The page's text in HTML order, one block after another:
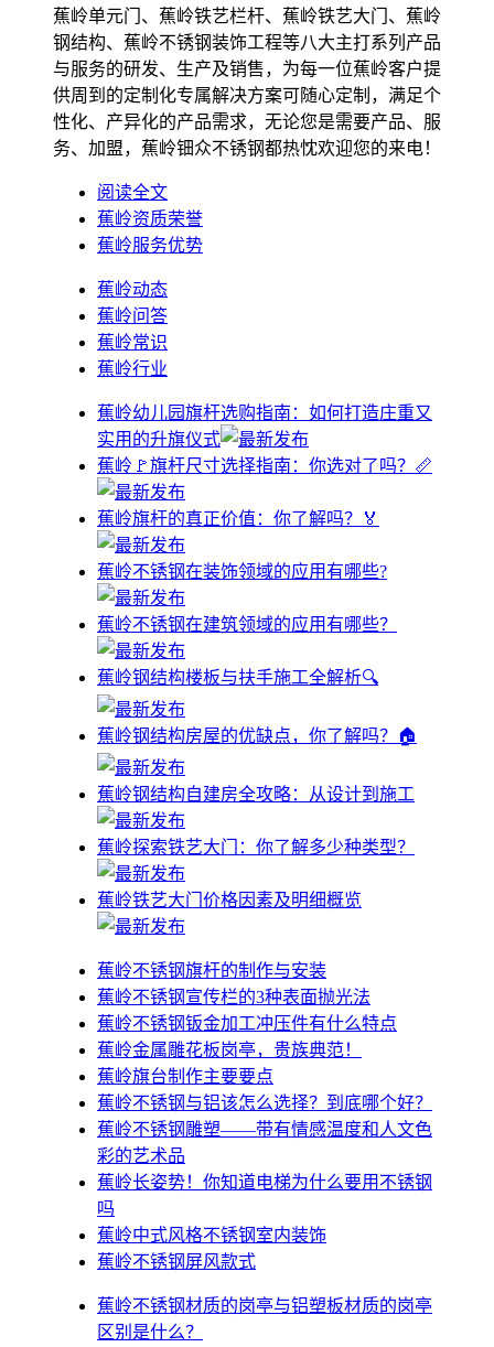
蕉岭单元门、蕉岭铁艺栏杆、蕉岭铁艺大门、蕉岭
钢结构、蕉岭不锈钢装饰工程等八大主打系列产品
与服务的研发、生产及销售，为每一位蕉岭客户提
供周到的定制化专属解决方案可随心定制，满足个
性化、产异化的产品需求，无论您是需要产品、服
务、加盟，蕉岭钿众不锈钢都热忱欢迎您的来电！
阅读全文
蕉岭资质荣誉
蕉岭服务优势
蕉岭动态
蕉岭问答
蕉岭常识
蕉岭行业
蕉岭幼儿园旗杆选购指南：如何打造庄重又
实用的升旗仪式
蕉岭🚩旗杆尺寸选择指南：你选对了吗？📏
蕉岭旗杆的真正价值：你了解吗？🏅
蕉岭不锈钢在装饰领域的应用有哪些?
蕉岭不锈钢在建筑领域的应用有哪些？
蕉岭钢结构楼板与扶手施工全解析🔍
蕉岭钢结构房屋的优缺点，你了解吗？🏠
蕉岭钢结构自建房全攻略：从设计到施工
蕉岭探索铁艺大门：你了解多少种类型？
蕉岭铁艺大门价格因素及明细概览
蕉岭不锈钢旗杆的制作与安装
蕉岭不锈钢宣传栏的3种表面抛光法
蕉岭不锈钢钣金加工冲压件有什么特点
蕉岭金属雕花板岗亭，贵族典范！
蕉岭旗台制作主要要点
蕉岭不锈钢与铝该怎么选择？到底哪个好？
蕉岭不锈钢雕塑——带有情感温度和人文色
彩的艺术品
蕉岭​长姿势！你知道电梯为什么要用不锈钢
吗
蕉岭中式风格不锈钢室内装饰
蕉岭不锈钢屏风款式
蕉岭不锈钢材质的岗亭与铝塑板材质的岗亭
区别是什么？